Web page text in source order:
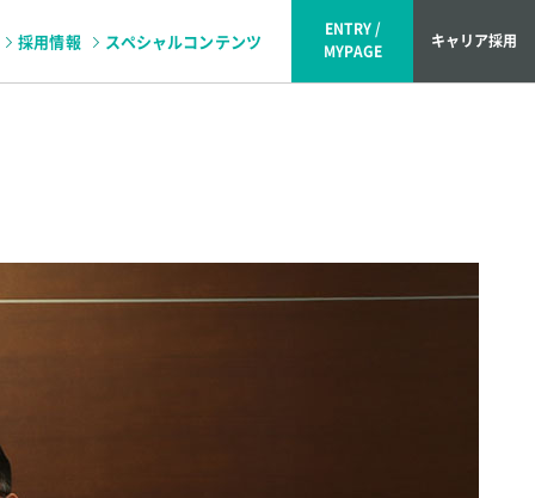
採用情報 スペシャルコンテンツ
ENTRY /
MYPAGE
キャリア採用